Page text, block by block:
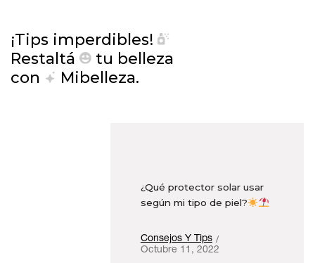
¡Tips imperdibles!
Restaltá
tu belleza
con
Mibelleza.
¿Qué protector solar usar
según mi tipo de piel?
Consejos Y Tips
Octubre 11, 2022